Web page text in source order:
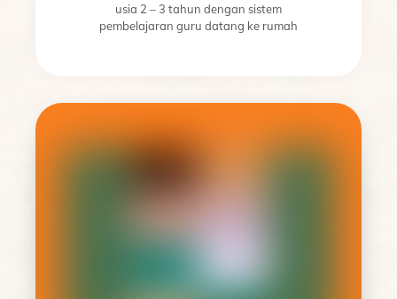
usia 2 – 3 tahun dengan sistem
pembelajaran guru datang ke rumah